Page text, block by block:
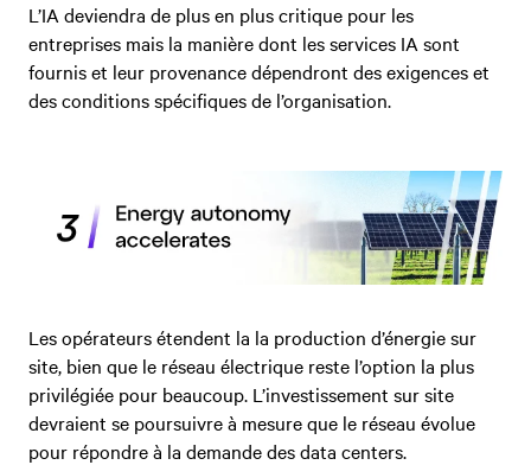
L’IA deviendra de plus en plus critique pour les
entreprises mais la manière dont les services IA sont
fournis et leur provenance dépendront des exigences et
des conditions spécifiques de l’organisation.
Les opérateurs étendent la la production d’énergie sur
site, bien que le réseau électrique reste l’option la plus
privilégiée pour beaucoup. L’investissement sur site
devraient se poursuivre à mesure que le réseau évolue
pour répondre à la demande des data centers.